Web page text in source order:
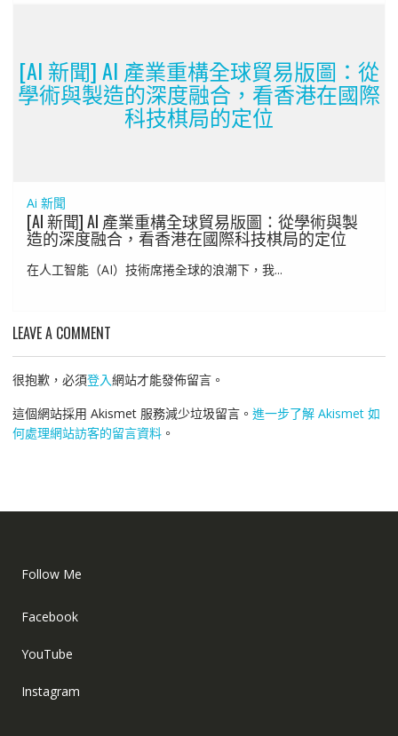
[AI 新聞] AI 產業重構全球貿易版圖：從
學術與製造的深度融合，看香港在國際
科技棋局的定位
Ai 新聞
[AI 新聞] AI 產業重構全球貿易版圖：從學術與製
造的深度融合，看香港在國際科技棋局的定位
在人工智能（AI）技術席捲全球的浪潮下，我...
LEAVE A COMMENT
很抱歉，必須登入網站才能發佈留言。
這個網站採用 Akismet 服務減少垃圾留言。 進一步了解 Akismet 如
何處理網站訪客的留言資料。
Follow Me
Facebook
YouTube
Instagram